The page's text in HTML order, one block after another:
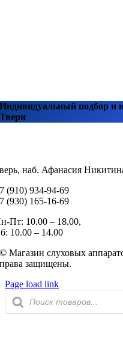
Индивидуальный подбор и
Твери
наб. Афанасия
(910) 934-94-69
(930) 165-16-69
Пт: 10.00 – 18.00,
10.00 – 14.00
© Магазин слуховых
права защищены.
Page load link
Поиск
товаров